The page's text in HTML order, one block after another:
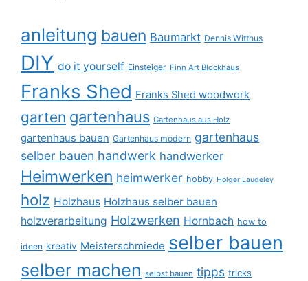
anleitung bauen Baumarkt Dennis Witthus
DIY do it yourself Einsteiger Finn Art Blockhaus
Franks Shed Franks Shed woodwork
garten gartenhaus Gartenhaus aus Holz
gartenhaus bauen Gartenhaus modern gartenhaus
selber bauen handwerk handwerker
Heimwerken heimwerker hobby Holger Laudeley
holz Holzhaus Holzhaus selber bauen
holzverarbeitung Holzwerken Hornbach how to
ideen kreativ Meisterschmiede selber bauen
selber machen selbst bauen tipps tricks